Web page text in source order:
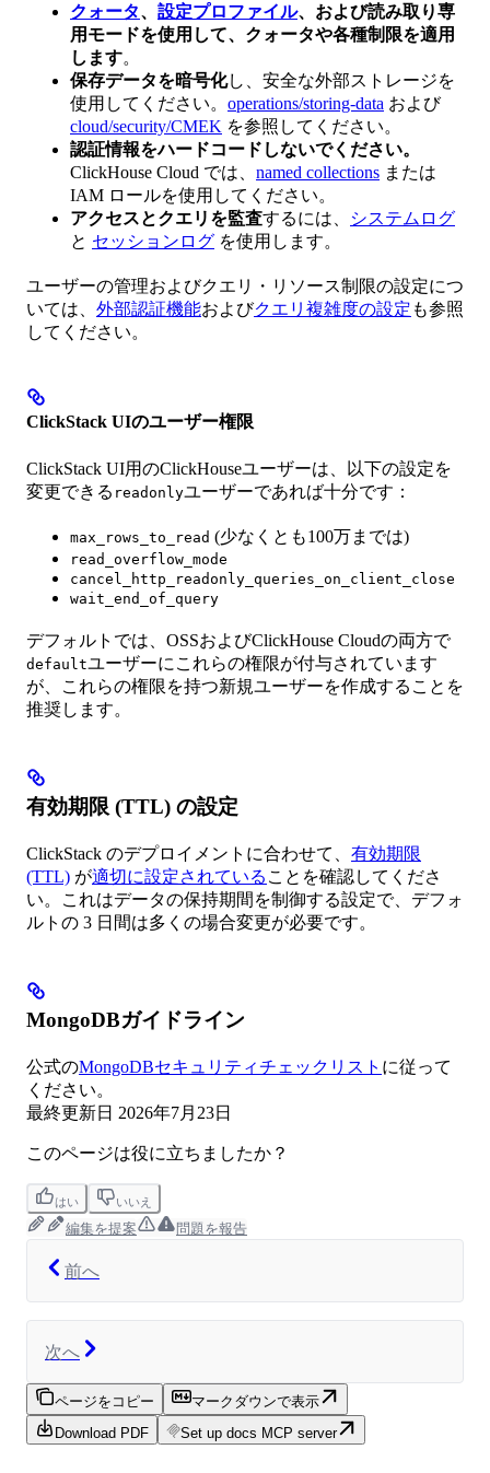
クォータ、 設定プロファイル、および読み取り専
用モードを使用して、クォータや各種制限を適用
します。
保存データを暗号化し、安全な外部ストレージを
使用してください。 operations/storing-data および
cloud/security/CMEK を参照してください。
認証情報をハードコードしないでください。
ClickHouse Cloud では、 named collections または
IAM ロールを使用してください。
アクセスとクエリを監査するには、
システムログ
と セッションログ を使用します。
ユーザーの管理およびクエリ・リソース制限の設定につ
いては、 外部認証機能およびクエリ複雑度の設定 も参照
してください。
ClickStack UIのユーザー権限
ClickStack UI用のClickHouseユーザーは、以下の設定を
変更できる readonlyユーザーであれば十分です：
max_rows_to_read (少なくとも100万までは)
read_overflow_mode
cancel_http_readonly_queries_on_client_close
wait_end_of_query
デフォルトでは、OSSおよびClickHouse Cloudの両方で
defaultユーザーにこれらの権限が付与されています
が、これらの権限を持つ新規ユーザーを作成することを
推奨します。
有効期限 (TTL) の設定
ClickStack のデプロイメントに合わせて、 有効期限
(TTL) が適切に設定されている ことを確認してくださ
い。これはデータの保持期間を制御する設定で、デフォ
ルトの 3 日間は多くの場合変更が必要です。
MongoDBガイドライン
公式のMongoDBセキュリティチェックリスト に従って
ください。
最終更新日 2026年7月23日
このページは役に立ちましたか？
はい いいえ
編集を提案 問題を報告
前へ
次へ
ページをコピー
マークダウンで表示
Download PDF
Set up docs MCP server